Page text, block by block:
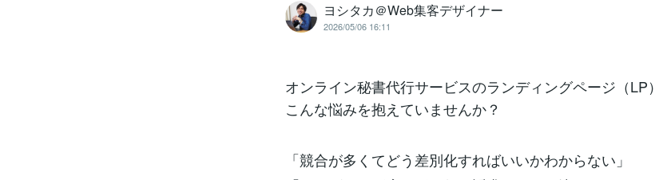
ヨシタカ＠Web集客デザイナー
2026/05/06 16:11
オンライン秘書代行サービスのランディングページ（LP
こんな悩みを抱えていませんか？
「競合が多くてどう差別化すればいいかわからない」